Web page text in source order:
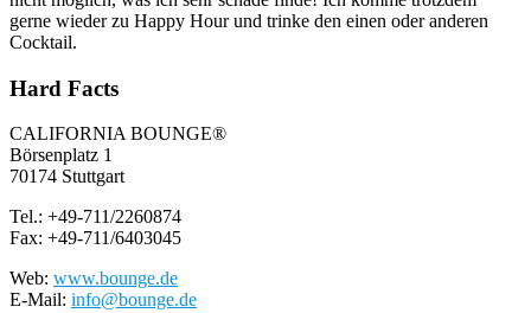
gerne wieder zu Happy Hour und trinke den einen oder anderen
Cocktail.
Hard Facts
CALIFORNIA BOUNGE®
Börsenplatz 1
70174 Stuttgart
Tel.: +49-711/2260874
Fax: +49-711/6403045
Web: www.bounge.de
E-Mail: info@bounge.de